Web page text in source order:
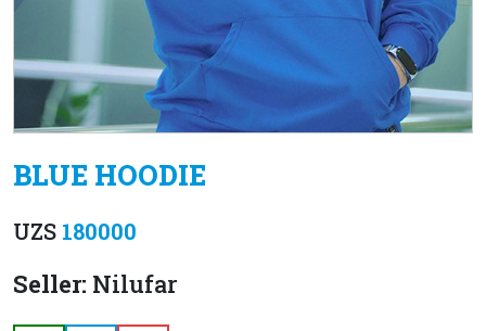
BLUE HOODIE
UZS 180000
Seller: Nilufar